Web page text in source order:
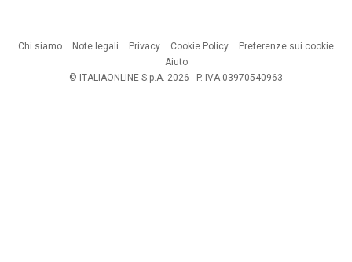
Chi siamo Note legali Privacy Cookie Policy
Preferenze sui cookie
Aiuto
© ITALIAONLINE S.p.A. 2026 - P. IVA 03970540963